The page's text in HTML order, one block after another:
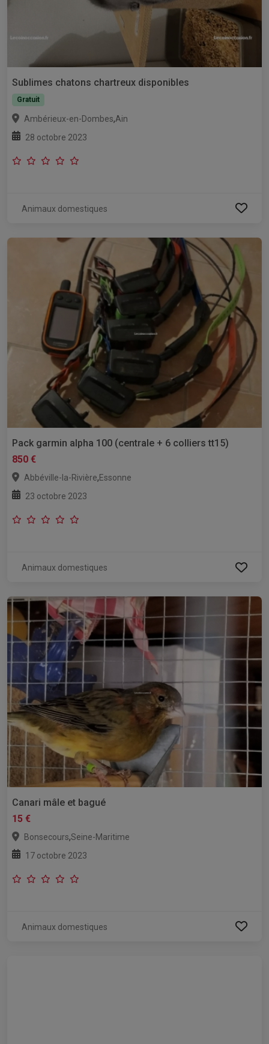
Sublimes chatons chartreux disponibles
Gratuit
Ambérieux-en-Dombes,Ain
28 octobre 2023
Animaux domestiques
Pack garmin alpha 100 (centrale + 6 colliers tt15)
850 €
Abbéville-la-Rivière,Essonne
23 octobre 2023
Animaux domestiques
Canari mâle et bagué
15 €
Bonsecours,Seine-Maritime
17 octobre 2023
Animaux domestiques